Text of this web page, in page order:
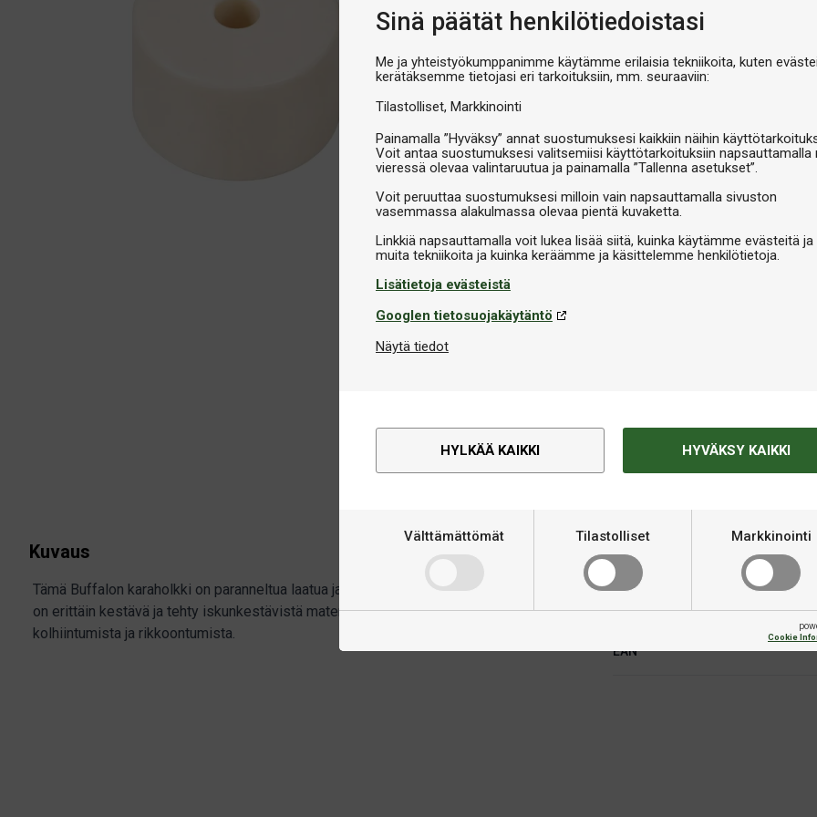
Sinä päätät henkilötiedoistasi
Me ja yhteistyökumppanimme käytämme erilaisia tekniikoita, kuten
kerätäksemme tietojasi eri tarkoituksiin, mm. seuraaviin:
Tilastolliset Markkinointi
Painamalla ”Hyväksy” annat suostumuksesi kaikkiin näihin
Voit antaa suostumuksesi valitsemiisi käyttötarkoituksiin napsauttamalla
vieressä olevaa valintaruutua ja painamalla ”Tallenna asetukset”.
Voit peruuttaa suostumuksesi milloin vain napsauttamalla sivuston
vasemmassa alakulmassa olevaa pientä kuvaketta.
Linkkiä napsauttamalla voit lukea lisää siitä, kuinka käytämme evästeitä ja
Lisätietoja evästeistä
Googlen tietosuojakäytäntö
Näytä tiedot
HYLKÄÄ KAIKKI HYVÄKSY KAIKKI
Välttämättömät Tilastolliset Markkinointi
Cookie
Kuvaus
Tämä Buffalon karaholkki on paranneltua laatua ja siinä on erinomainen hinta-laatusuhde. Se
on erittäin kestävä ja tehty iskunkestävistä materiaaleista, jotka estävät halkeilua,
kolhiintumista ja rikkoontumista.
Tekninen informaatio
EAN